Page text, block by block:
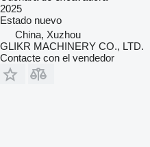
2025
Estado nuevo
China, Xuzhou
GLIKR MACHINERY CO., LTD.
Contacte con el vendedor